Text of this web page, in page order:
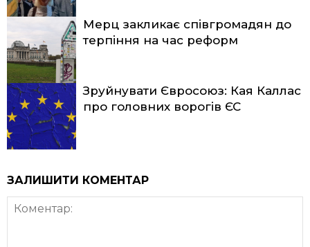
Мерц закликає співгромадян до
терпіння на час реформ
Зруйнувати Євросоюз: Кая Каллас
про головних ворогів ЄС
ЗАЛИШИТИ КОМЕНТАР